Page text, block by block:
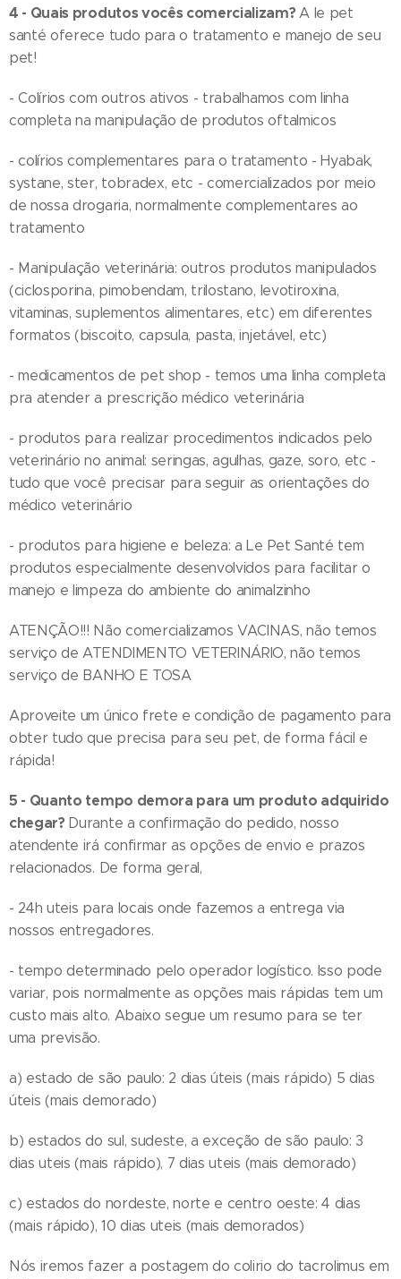
4 - Quais produtos vocês comercializam?A le pet
santé oferece tudo para o tratamento e manejo de seu
pet!
- Colírios com outros ativos - trabalhamos com linha
completa na manipulação de produtos oftalmicos
- colírios complementares para o tratamento - Hyabak,
systane, ster, tobradex, etc - comercializados por meio
de nossa drogaria, normalmente complementares ao
tratamento
- Manipulação veterinária: outros produtos manipulados
(ciclosporina, pimobendam, trilostano, levotiroxina,
vitaminas, suplementos alimentares, etc) em diferentes
formatos (biscoito, capsula, pasta, injetável, etc)
- medicamentos de pet shop - temos uma linha completa
pra atender a prescrição médico veterinária
- produtos para realizar procedimentos indicados pelo
veterinário no animal: seringas, agulhas, gaze, soro, etc -
tudo que você precisar para seguir as orientações do
médico veterinário
- produtos para higiene e beleza: a Le Pet Santé tem
produtos especialmente desenvolvidos para facilitar o
manejo e limpeza do ambiente do animalzinho
ATENÇÃO!!! Não comercializamos VACINAS, não temos
serviço de ATENDIMENTO VETERINÁRIO, não temos
serviço de BANHO E TOSA
Aproveite um único frete e condição de pagamento para
obter tudo que precisa para seu pet, de forma fácil e
rápida!
5 - Quanto tempo demora para um produto adquirido
chegar? Durante a confirmação do pedido, nosso
atendente irá confirmar as opções de envio e prazos
relacionados. De forma geral,
- 24h uteis para locais onde fazemos a entrega via
nossos entregadores.
- tempo determinado pelo operador logístico. Isso pode
variar, pois normalmente as opções mais rápidas tem um
custo mais alto. Abaixo segue um resumo para se ter
uma previsão.
a) estado de são paulo: 2 dias úteis (mais rápido) 5 dias
úteis (mais demorado)
b) estados do sul, sudeste, a exceção de são paulo: 3
dias uteis (mais rápido), 7 dias uteis (mais demorado)
c) estados do nordeste, norte e centro oeste: 4 dias
(mais rápido), 10 dias uteis (mais demorados)
Nós iremos fazer a postagem do colirio do tacrolimus em